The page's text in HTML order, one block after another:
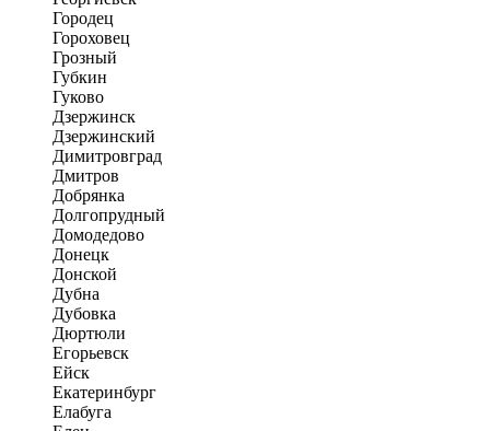
Городец
Гороховец
Грозный
Губкин
Гуково
Дзержинск
Дзержинский
Димитровград
Дмитров
Добрянка
Долгопрудный
Домодедово
Донецк
Донской
Дубна
Дубовка
Дюртюли
Егорьевск
Ейск
Екатеринбург
Елабуга